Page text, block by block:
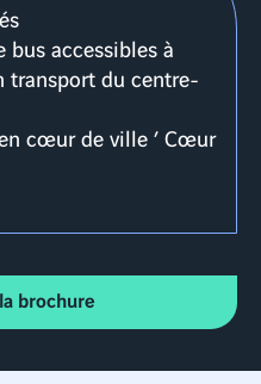
bus accessibles à
transport du centre-
cœur de ville ’ Cœur
brochure